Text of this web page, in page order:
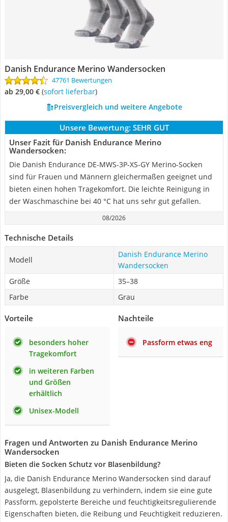
Danish Endurance Merino Wandersocken
47761 Bewertungen
ab 29,00 € ( Sofort lieferbar)
Preisvergleich und weitere Angebote
Unsere Bewertung: SEHR GUT
Unser Fazit für Danish Endurance Merino
Wandersocken:
Die Danish Endurance DE-MWS-3P-XS-GY Merino-Socken
sind für Frauen und Männern gleichermaßen geeignet und
bieten einen hohen Tragekomfort. Die leichte Reinigung in
der Waschmaschine bei 40 °C hat uns sehr gut gefallen.
08/2026
Technische Details
Modell
Danish Endurance Merino
Wandersocken
Größe
35–38
Farbe
Grau
Vorteile
besonders hoher
Tragekomfort
in weiteren Farben
und Größen
erhältlich
Unisex-Modell
Nachteile
Passform etwas eng
Fragen und Antworten zu Danish Endurance Merino
Wandersocken
Bieten die Socken Schutz vor Blasenbildung?
Ja, die Danish Endurance Merino Wandersocken sind darauf
ausgelegt, Blasenbildung zu verhindern, indem sie eine gute
Passform, gepolsterte Bereiche und feuchtigkeitsregulierende
Eigenschaften bieten, die Reibung und Feuchtigkeit reduzieren.